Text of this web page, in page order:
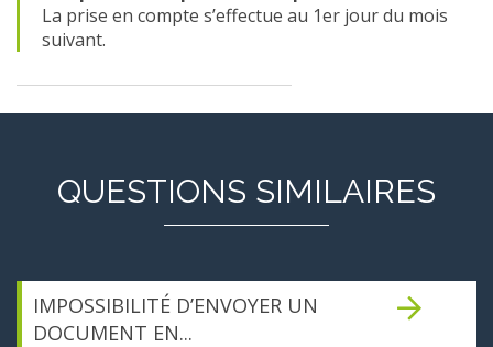
La prise en compte s’effectue au 1er jour du mois
suivant.
QUESTIONS SIMILAIRES
IMPOSSIBILITÉ D’ENVOYER UN
DOCUMENT EN...